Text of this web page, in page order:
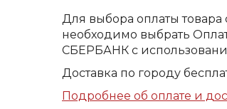
Для выбора оплаты
необходимо выбрать
СБЕРБАНК с
Доставка по городу
Подробнее об оплате и